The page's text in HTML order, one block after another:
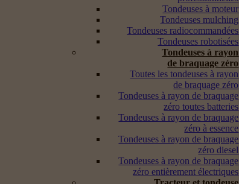
Tondeuses à moteur
Tondeuses mulching
Tondeuses radiocommandées
Tondeuses robotisées
Tondeuses à rayon
de braquage zéro
Toutes les tondeuses à rayon
de braquage zéro
Tondeuses à rayon de braquage
zéro toutes batteries
Tondeuses à rayon de braquage
zéro à essence
Tondeuses à rayon de braquage
zéro diesel
Tondeuses à rayon de braquage
zéro entièrement électriques